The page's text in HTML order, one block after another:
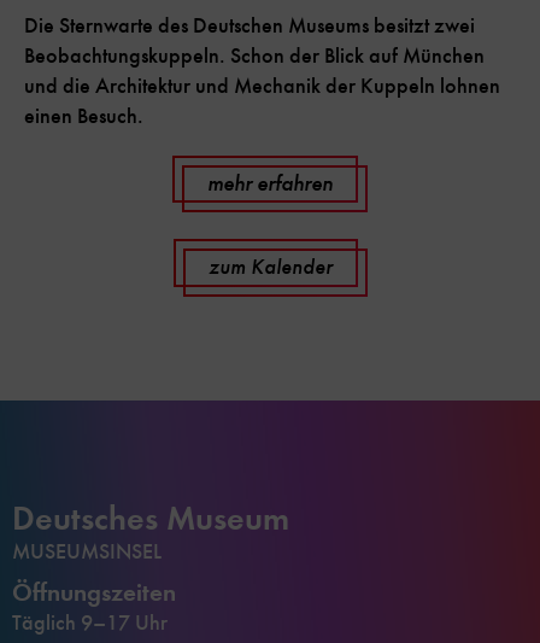
Die Sternwarte des Deutschen Museums besitzt zwei
Beobachtungskuppeln. Schon der Blick auf München
und die Architektur und Mechanik der Kuppeln lohnen
einen Besuch.
mehr erfahren
zum Kalender
Deutsches Museum
MUSEUMSINSEL
Öffnungszeiten
Täglich 9–17 Uhr